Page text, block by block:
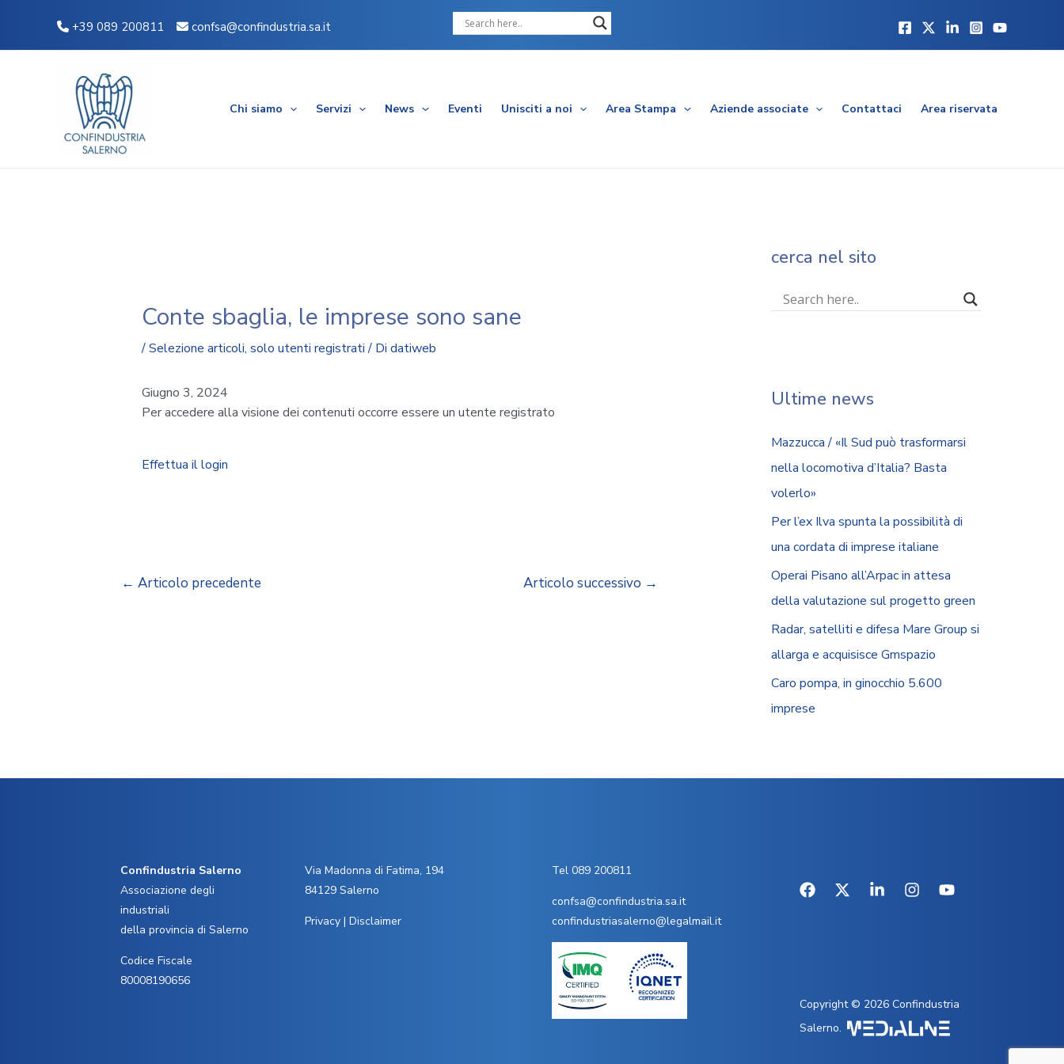
contenuto
+39 089 200811 confsa@confindustria.sa.it
Chi siamo Servizi News Eventi Unisciti a noi Area Stampa Aziende associate Contattaci Area riservata
Conte sbaglia, le imprese sono sane
/Selezione articoli, solo utenti registrati/ Di datiweb
Giugno 3, 2024
Per accedere alla visione dei contenuti occorre essere un utente registrato
Effettua il login
articoli
← Articolo precedente Articolo successivo →
cerca nel sito
Ultime news
Mazzucca / «Il Sud può trasformarsi
nella locomotiva d’Italia? Basta
volerlo»
Per l’ex Ilva spunta la possibilità di
una cordata di imprese italiane
Operai Pisano all’Arpac in attesa
della valutazione sul progetto green
Radar, satelliti e difesa Mare Group si
allarga e acquisisce Gmspazio
Caro pompa, in ginocchio 5.600
imprese
Confindustria Salerno
Associazione degli
industriali
della provincia di Salerno
Codice Fiscale
80008190656
Via Madonna di Fatima, 194
84129 Salerno
Privacy| Disclaimer
Tel 089 200811
confsa@confindustria.sa.it
confindustriasalerno@legalmail.it
Copyright © 2026 Confindustria
Salerno.